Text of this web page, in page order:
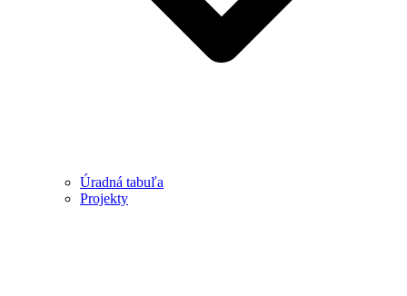
Úradná tabuľa
Projekty